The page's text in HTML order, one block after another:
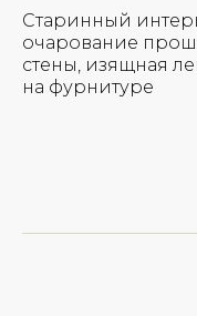
Старинный
очарование
стены, изящная
на фурнитуре